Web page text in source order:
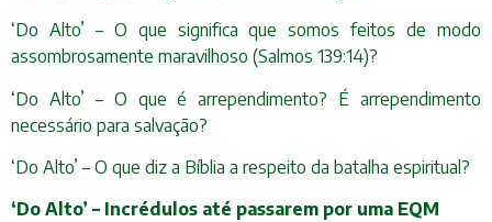
‘Do Alto’ – O que significa que somos feitos de modo
assombrosamente maravilhoso (Salmos 139:14)?
‘Do Alto’ – O que é arrependimento? É arrependimento
necessário para salvação?
‘Do Alto’ – O que diz a Bíblia a respeito da batalha espiritual?
‘Do Alto’ – Incrédulos até passarem por uma EQM